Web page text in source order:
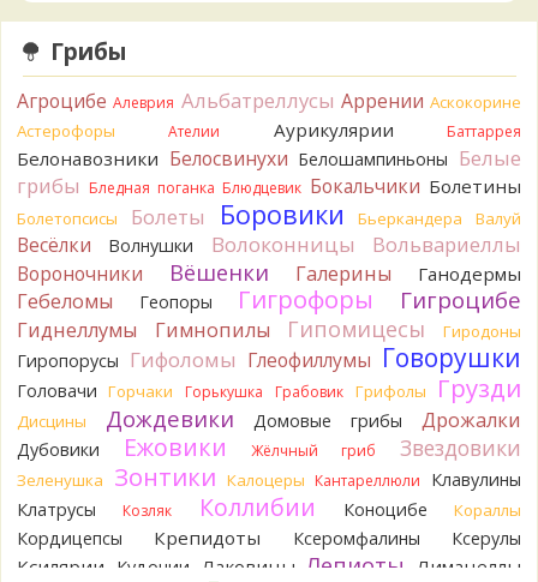
точно нет! P.S. Вячеслав, мы ждём ваших подтверждений
насчёт того, что на разных фото не один и тот же гриб. Они
хорошо было бы упорядочить это с вашим участием.
Разные грибы нужно разнести по разным вопросам!
BorisM Однозначно польский!
BorisM
Николай, дайте уточнение насчёт изменения
цвета гриба на срезе. Без этой информации до конца
сложно выбрать между жёлтым и собачьим груздями!
BorisM Очевидный подберезовик!
16 часов назад
Verona Рядовка скученная.
1 день назад
Юрий
Только сосны. Любит молодняк и растёт ещё по
2 дня назад
Юрий
Бывает встречается и в чисто еловых лесах,но
Грибы
Агроцибе Алеврия Альбатреллусы Аррении Аскокорине
Астерофоры
Ателии Аурикулярии Баттаррея
Белонавозники Белосвинухи Белошампиньоны Белые
грибы Бледная поганка Блюдцевик Бокальчики Болетины
Болетопсисы Болеты Боровики Бьеркандера Валуй
Весёлки Волнушки Волоконницы Вольвариеллы
Вороночники Вёшенки Галерины Ганодермы
Гебеломы Геопоры Гигрофоры Гигроцибе
Гиднеллумы Гимнопилы Гипомицесы Гиродоны
Гиропорусы Гифоломы Глеофиллумы Говорушки
Головачи Горчаки Горькушка Грабовик Грифолы Грузди
Дисцины Дождевики Домовые грибы Дрожалки
Дубовики Ежовики Жёлчный гриб Звездовики
Зеленушка Зонтики Калоцеры Кантареллюли
Клавулины
Клатрусы
Козляк Коллибии Коноцибе Кораллы
Кордицепсы Крепидоты Ксеромфалины Ксерулы
Ксилярии Кудонии Лаковицы Лепиоты Лимацеллы